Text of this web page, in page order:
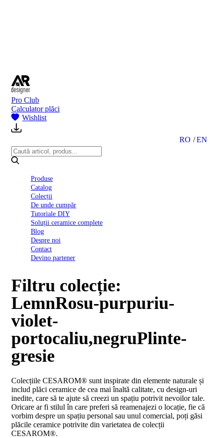
Pro Club
Calculator plăci
Wishlist
RO EN
Produse
Catalog
Colecții
De unde cumpăr
Tutoriale DIY
Soluții ceramice complete
Blog
Despre noi
Contact
Devino partener
performanță
nr.
D01
BIII
2022
Politica
confidentialitate
octombrie
2023
Ceramice
Complete
Declarația
conformitate
Declarația
D03
BIII
2022
Declaratia
performanta
2023
Declaratia
de
D01
BI
UGL
2020
Declaratia
de
Filtru colecție:
LemnRosu-purpuriu-
violet-
portocaliu,negruPlinte-
gresie
Colecțiile CESAROM® sunt inspirate din elemente naturale și
includ plăci ceramice de cea mai înaltă calitate, cu design-uri
inedite, care să te ajute să creezi un spațiu potrivit nevoilor tale.
Oricare ar fi stilul în care preferi să reamenajezi o locație, fie că
vorbim despre un spațiu personal sau unul comercial, poți găsi
plăcile ceramice potrivite din varietatea de colecții
CESAROM®.